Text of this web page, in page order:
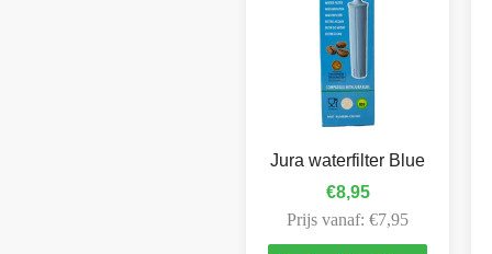
Jura waterfilter Blue
€8,95
Prijs vanaf: €7,95